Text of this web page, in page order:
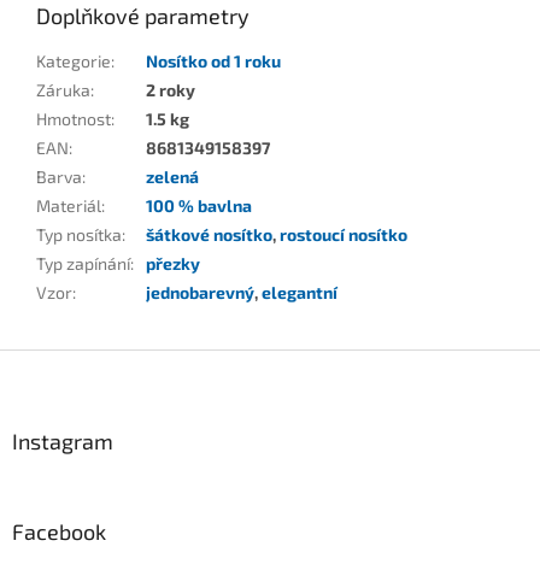
Doplňkové parametry
Kategorie:
Nosítko od 1 roku
Záruka:
2 roky
Hmotnost:
1.5 kg
EAN:
8681349158397
Barva:
zelená
Materiál:
100 % bavlna
Typ nosítka: šátkové nosítko,rostoucí nosítko
Typ zapínání: přezky
Vzor: jednobarevný,elegantní
Instagram
Facebook